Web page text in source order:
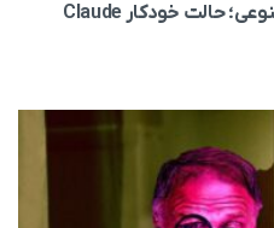
انقلاب در کدنویسی با هوش مصنوعی؛ حالت خودکار Claude